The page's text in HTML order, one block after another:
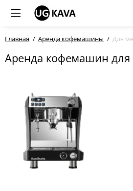
Главная Аренда кофемашины Для
Аренда кофемашин для